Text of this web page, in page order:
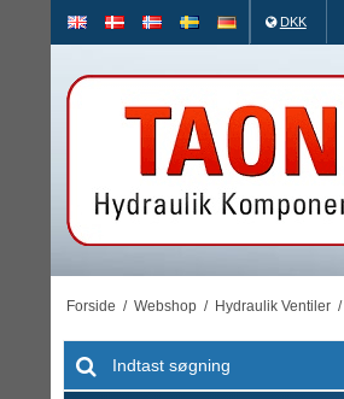
DKK
Forside / Webshop / Hydraulik Ventiler /